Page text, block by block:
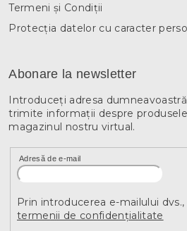
Termeni și Condiții
Protecția datelor cu caracter
Abonare la newsletter
Introduceţi adresa
trimite informaţii despre
magazinul nostru virtual.
Adresă de e-mail
Prin introducerea e-mailului
termenii de confidențialitate